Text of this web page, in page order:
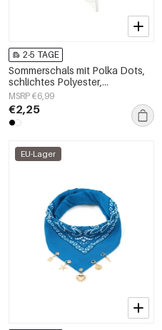
2-5 TAGE
Sommerschals mit Polka Dots,
schlichtes Polyester,
Alltagsaccessoires
MSRP €6,99
€2,25
EU-Lager